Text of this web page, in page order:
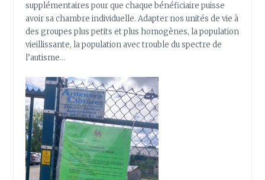
supplémentaires pour que chaque bénéficiaire puisse
avoir sa chambre individuelle. Adapter nos unités de vie à
des groupes plus petits et plus homogènes, la population
vieillissante, la population avec trouble du spectre de
l’autisme…